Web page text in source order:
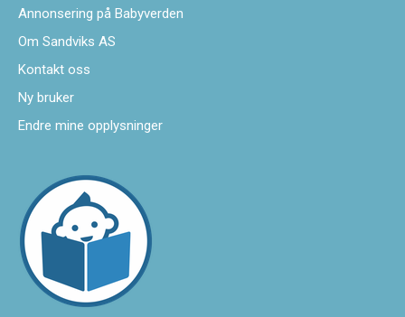
Annonsering på Babyverden
Om Sandviks AS
Kontakt oss
Ny bruker
Endre mine opplysninger